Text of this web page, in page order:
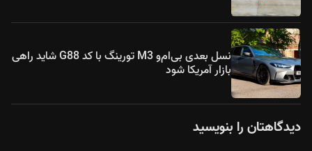
نسل بعدی بی‌ام‌و M3 تورینگ با کد G88 شاید راهی
بازار آمریکا شود
دیدگاهتان را بنویسید